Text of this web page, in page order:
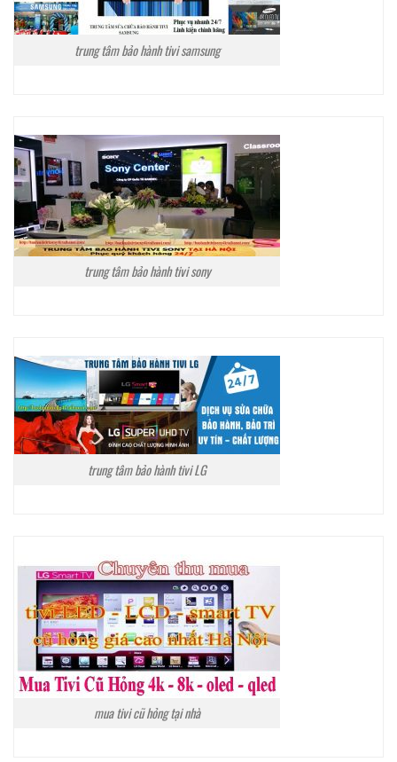
trung tâm bảo hành tivi samsung
trung tâm bảo hành tivi sony
trung tâm bảo hành tivi LG
mua tivi cũ hỏng tại nhà